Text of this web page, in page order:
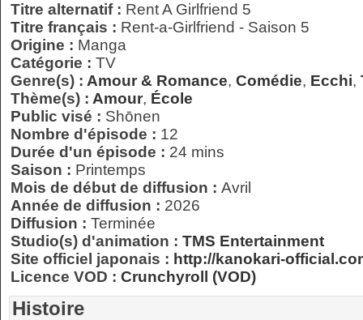
Titre alternatif : Rent A Girlfriend 5
Titre français : Rent-a-Girlfriend - Saison 5
Origine : Manga
Catégorie : TV
Genre(s) : Amour & Romance, Comédie, Ecchi,
Thème(s) : Amour, École
Public visé : Shōnen
Nombre d'épisode : 12
Durée d'un épisode : 24 mins
Saison : Printemps
Mois de début de diffusion : Avril
Année de diffusion : 2026
Diffusion : Terminée
Studio(s) d'animation : TMS Entertainment
Site officiel japonais : http://kanokari-
Licence VOD : Crunchyroll (VOD)
Histoire